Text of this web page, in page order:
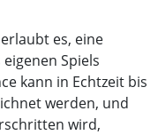
es, eine
Spiels
kann in Echtzeit bis
werden, und
wird,